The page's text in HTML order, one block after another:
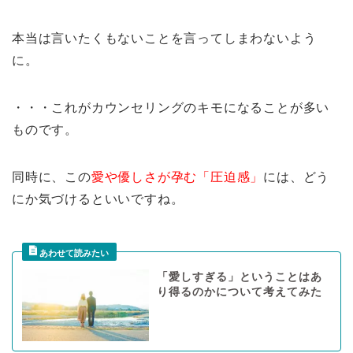
本当は言いたくもないことを言ってしまわないよう
に。
・・・これがカウンセリングのキモになることが多い
ものです。
同時に、この愛や優しさが孕む「圧迫感」 には、どう
にか気づけるといいですね。
「愛しすぎる」ということはあ
り得るのかについて考えてみた